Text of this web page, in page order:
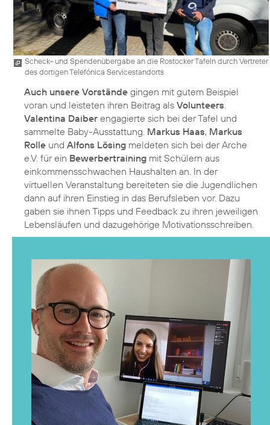
Scheck- und Spendenübergabe an die Rostocker Tafeln durch Vertreter
des dortigen Telefónica Servicestandorts
Auch unsere Vorstände gingen mit gutem Beispiel
voran und leisteten ihren Beitrag als Volunteers.
Valentina Daiber engagierte sich bei der Tafel und
sammelte Baby-Ausstattung. Markus Haas, Markus
Rolle und Alfons Lösing meldeten sich bei der Arche
e.V. für ein Bewerbertraining mit Schülern aus
einkommensschwachen Haushalten an. In der
virtuellen Veranstaltung bereiteten sie die Jugendlichen
dann auf ihren Einstieg in das Berufsleben vor. Dazu
gaben sie ihnen Tipps und Feedback zu ihren jeweiligen
Lebensläufen und dazugehörige Motivationsschreiben.